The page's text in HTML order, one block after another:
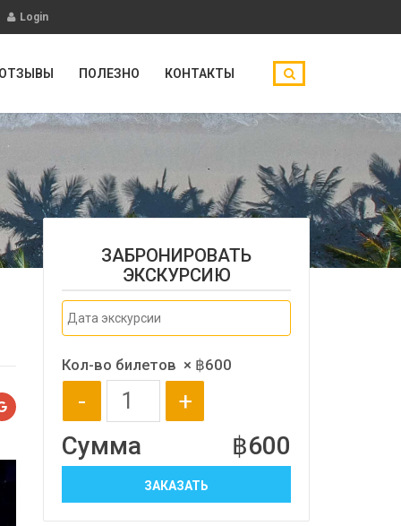
Login
ПОЛЕЗНО КОНТАКТЫ
ЗАБРОНИРОВАТЬ
ЭКСКУРСИЮ
Кол-во билетов × ฿600
-
+
Сумма
฿600
ЗАКАЗАТЬ